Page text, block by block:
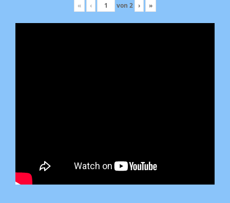
« ‹ von 2 › »